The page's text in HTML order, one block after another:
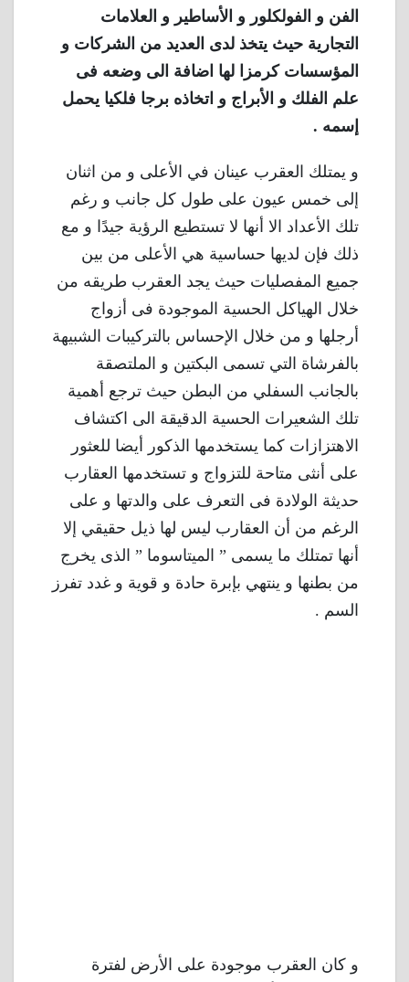
الفن و الفولكلور و الأساطير و العلامات
التجارية حيث يتخذ لدى العديد من الشركات و
المؤسسات كرمزا لها اضافة الى وضعه فى
علم الفلك و الأبراج و اتخاذه برجا فلكيا يحمل
إسمه .
و يمتلك العقرب عينان في الأعلى و من اثنان
إلى خمس عيون على طول كل جانب و رغم
تلك الأعداد الا أنها لا تستطيع الرؤية جيدًا و مع
ذلك فإن لديها حساسية هي الأعلى من بين
جميع المفصليات حيث يجد العقرب طريقه من
خلال الهياكل الحسية الموجودة فى أزواج
أرجلها و من خلال الإحساس بالتركيبات الشبيهة
بالفرشاة التي تسمى البكتين و الملتصقة
بالجانب السفلي من البطن حيث ترجع أهمية
تلك الشعيرات الحسية الدقيقة الى اكتشاف
الاهتزازات كما يستخدمها الذكور أيضا للعثور
على أنثى متاحة للتزواج و تستخدمها العقارب
حديثة الولادة فى التعرف على والدتها و على
الرغم من أن العقارب ليس لها ذيل حقيقي إلا
أنها تمتلك ما يسمى ” الميتاسوما ” الذى يخرج
من بطنها و ينتهي بإبرة حادة و قوية و غدد تفرز
السم .
و كان العقرب موجودة على الأرض لفترة